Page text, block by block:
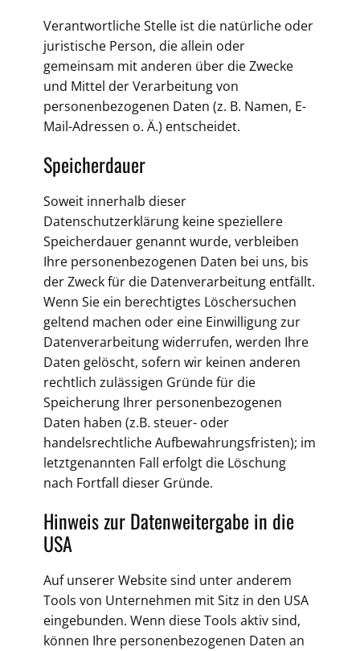
Verantwortliche Stelle ist die natürliche oder
juristische Person, die allein oder
gemeinsam mit anderen über die Zwecke
und Mittel der Verarbeitung von
personenbezogenen Daten (z. B. Namen, E-
Mail-Adressen o. Ä.) entscheidet.
Speicherdauer
Soweit innerhalb dieser
Datenschutzerklärung keine speziellere
Speicherdauer genannt wurde, verbleiben
Ihre personenbezogenen Daten bei uns, bis
der Zweck für die Datenverarbeitung entfällt.
Wenn Sie ein berechtigtes Löschersuchen
geltend machen oder eine Einwilligung zur
Datenverarbeitung widerrufen, werden Ihre
Daten gelöscht, sofern wir keinen anderen
rechtlich zulässigen Gründe für die
Speicherung Ihrer personenbezogenen
Daten haben (z.B. steuer- oder
handelsrechtliche Aufbewahrungsfristen); im
letztgenannten Fall erfolgt die Löschung
nach Fortfall dieser Gründe.
Hinweis zur Datenweitergabe in die
USA
Auf unserer Website sind unter anderem
Tools von Unternehmen mit Sitz in den USA
eingebunden. Wenn diese Tools aktiv sind,
können Ihre personenbezogenen Daten an